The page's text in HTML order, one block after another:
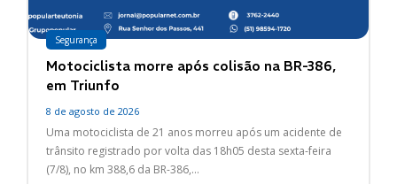
Segurança
Motociclista morre após colisão na BR-386,
em Triunfo
8 de agosto de 2026
Uma motociclista de 21 anos morreu após um acidente de
trânsito registrado por volta das 18h05 desta sexta-feira
(7/8), no km 388,6 da BR-386,...